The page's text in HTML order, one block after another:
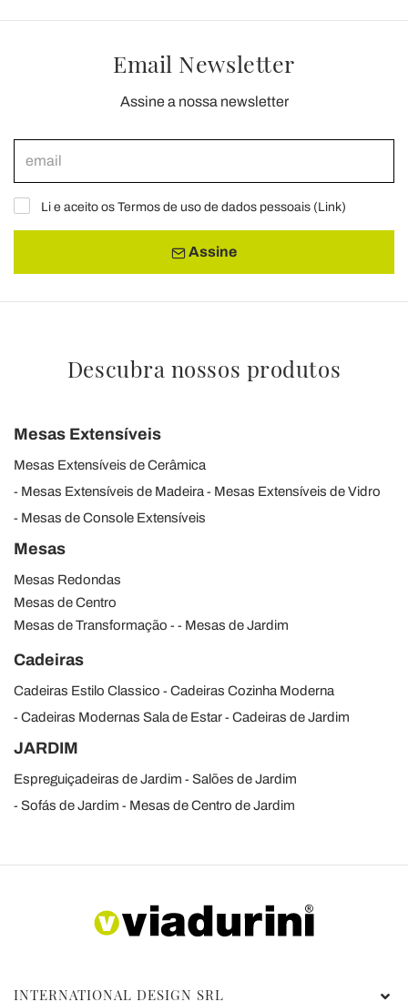
Email Newsletter
Assine a nossa newsletter
Li e aceito os Termos de uso de dados pessoais (Link)
Assine
Descubra nossos produtos
Mesas Extensíveis
Mesas Extensíveis de Cerâmica
Mesas Extensíveis de Madeira
Mesas Extensíveis de Vidro
Mesas de Console Extensíveis
Mesas
Mesas Redondas
Mesas de Centro
Mesas de Transformação
Mesas de Jardim
Cadeiras
Cadeiras Estilo Classico
Cadeiras Cozinha Moderna
Cadeiras Modernas Sala de Estar
Cadeiras de Jardim
JARDIM
Espreguiçadeiras de Jardim
Salões de Jardim
Sofás de Jardim
Mesas de Centro de Jardim
INTERNATIONAL DESIGN SRL